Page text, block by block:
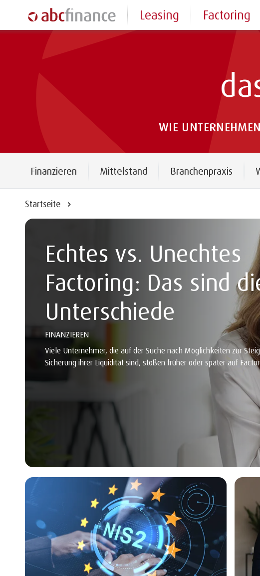
WIE
Finanzieren Mittelstand Branchenpraxis
Startseite
Echtes vs. Unechtes
Factoring: Das sind
Unterschiede
FINANZIEREN
Viele Unternehmer, die auf der Suche nach Möglichkeiten zur
Sicherung ihrer Liquidität sind, stoßen früher oder später auf
Leasing Factoring